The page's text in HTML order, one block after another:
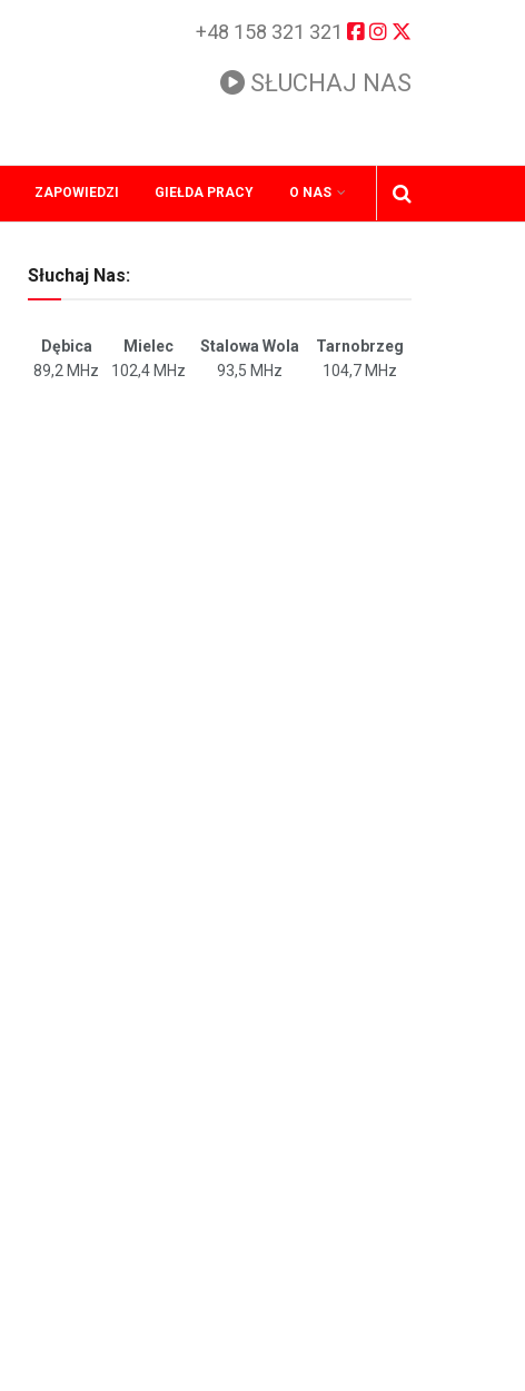
+48 158 321 321
SŁUCHAJ NAS
ZAPOWIEDZI GIEŁDA PRACY O NAS
Słuchaj Nas:
Dębica Mielec Stalowa Wola
Tarnobrzeg
89,2 MHz
102,4 MHz 93,5 MHz 104,7 MHz